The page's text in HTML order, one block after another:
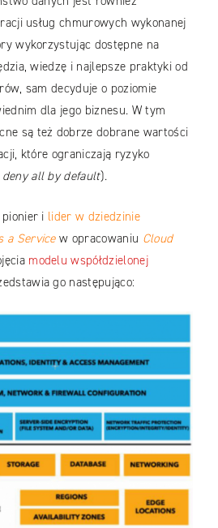
usług chmurowych wykonanej
wykorzystując dostępne na
wiedzę i najlepsze praktyki od
sam decyduje o poziomie
dla jego biznesu. W tym
są też dobrze dobrane wartości
które ograniczają ryzyko
deny all by default).
i lider w dziedzinie
a Servicew opracowaniu Cloud
modelu współdzielonej
go następująco: